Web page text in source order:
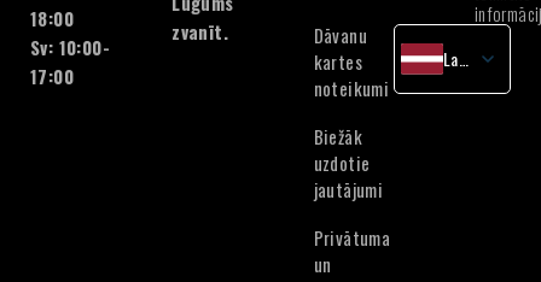
18:00
Sv: 10:00-
17:00
zvanīt.
Dāvanu
kartes
noteikumi
Biežāk
uzdotie
jautājumi
Privātuma
un
English